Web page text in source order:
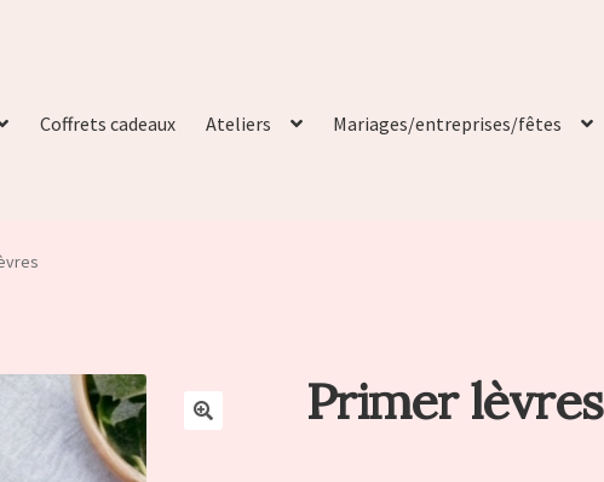
Coffrets cadeaux Ateliers Mariages/entreprises/fêtes
Primer lèvres